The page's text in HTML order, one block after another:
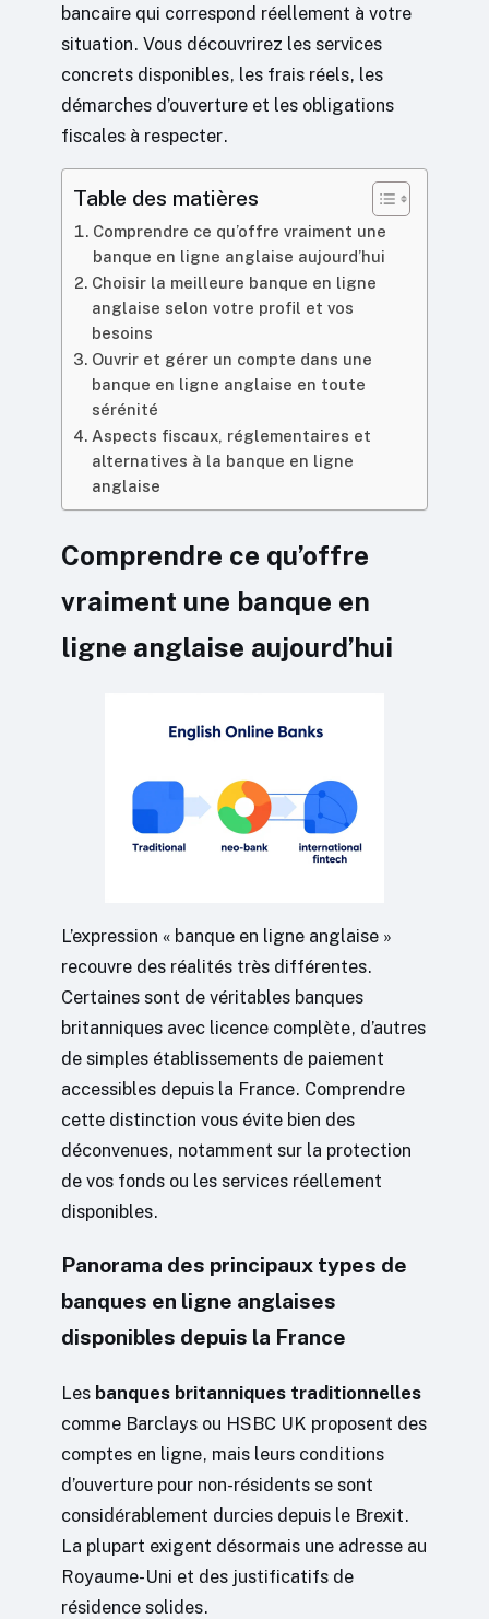
bancaire qui correspond réellement à votre
situation. Vous découvrirez les services
concrets disponibles, les frais réels, les
démarches d’ouverture et les obligations
fiscales à respecter.
Table des matières
Comprendre ce qu’offre vraiment une
banque en ligne anglaise aujourd’hui
Choisir la meilleure banque en ligne
anglaise selon votre profil et vos
besoins
Ouvrir et gérer un compte dans une
banque en ligne anglaise en toute
sérénité
Aspects fiscaux, réglementaires et
alternatives à la banque en ligne
anglaise
Comprendre ce qu’offre
vraiment une banque en
ligne anglaise aujourd’hui
L’expression « banque en ligne anglaise »
recouvre des réalités très différentes.
Certaines sont de véritables banques
britanniques avec licence complète, d’autres
de simples établissements de paiement
accessibles depuis la France. Comprendre
cette distinction vous évite bien des
déconvenues, notamment sur la protection
de vos fonds ou les services réellement
disponibles.
Panorama des principaux types de
banques en ligne anglaises
disponibles depuis la France
Les banques britanniques traditionnelles
comme Barclays ou HSBC UK proposent des
comptes en ligne, mais leurs conditions
d’ouverture pour non-résidents se sont
considérablement durcies depuis le Brexit.
La plupart exigent désormais une adresse au
Royaume-Uni et des justificatifs de
résidence solides.